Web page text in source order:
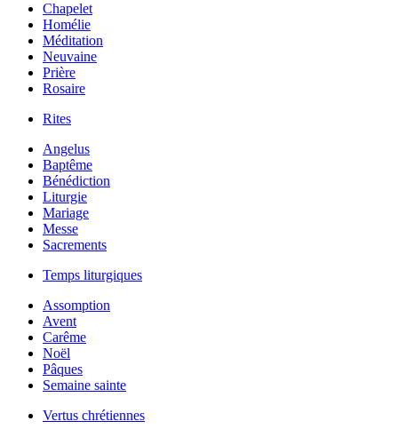
Chapelet
Homélie
Méditation
Neuvaine
Prière
Rosaire
Rites
Angelus
Baptême
Bénédiction
Liturgie
Mariage
Messe
Sacrements
Temps liturgiques
Assomption
Avent
Carême
Noël
Pâques
Semaine sainte
Vertus chrétiennes